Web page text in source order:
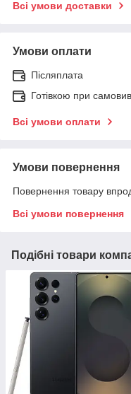
Всі умови доставки
Умови оплати
Післяплата
Готівкою при
Всі умови оплати
Умови повернення
Повернення товару
Всі умови повернення
Подібні товари